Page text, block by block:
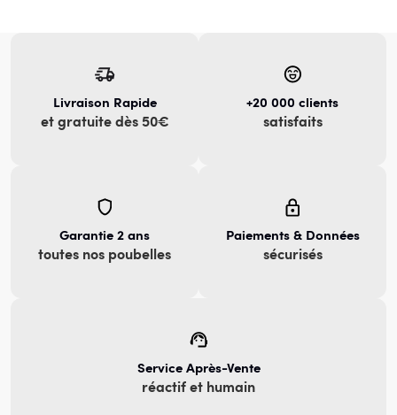
Livraison Rapide
et gratuite dès 50€
+20 000 clients
satisfaits
Garantie 2 ans
toutes nos poubelles
Paiements & Données
sécurisés
Service Après-Vente
réactif et humain